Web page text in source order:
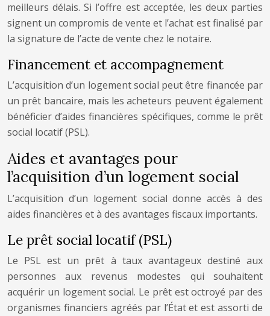
meilleurs délais. Si l’offre est acceptée, les deux parties
signent un compromis de vente et l’achat est finalisé par
la signature de l’acte de vente chez le notaire.
Financement et accompagnement
L’acquisition d’un logement social peut être financée par
un prêt bancaire, mais les acheteurs peuvent également
bénéficier d’aides financières spécifiques, comme le prêt
social locatif (PSL).
Aides et avantages pour
l’acquisition d’un logement social
L’acquisition d’un logement social donne accès à des
aides financières et à des avantages fiscaux importants.
Le prêt social locatif (PSL)
Le PSL est un prêt à taux avantageux destiné aux
personnes aux revenus modestes qui souhaitent
acquérir un logement social. Le prêt est octroyé par des
organismes financiers agréés par l’État et est assorti de